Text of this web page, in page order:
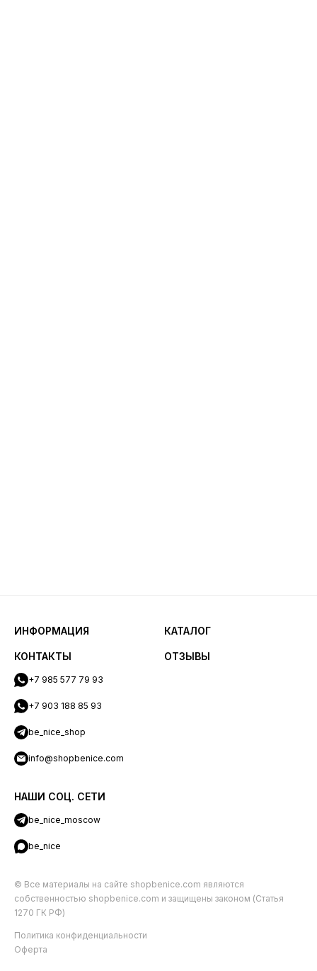
ИНФОРМАЦИЯ КАТАЛОГ
КОНТАКТЫ
+7 985 577 79 93
+7 903 188 85 93
be_nice_shop
info@shopbenice.com
НАШИ СОЦ. СЕТИ
be_nice_moscow
be_nice
ОТЗЫВЫ
© Все материалы на сайте shopbenice.com являются
собственностью shopbenice.com и защищены законом (Статья
1270 ГК РФ)
Политика конфиденциальности
Оферта